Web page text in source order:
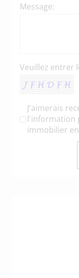
Message:
Veuillez entrer
J'aimerais
l'information
immobilier